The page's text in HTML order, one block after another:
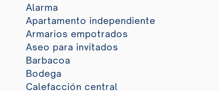
Alarma
Apartamento independiente
Armarios empotrados
Aseo para invitados
Barbacoa
Bodega
Calefacción central